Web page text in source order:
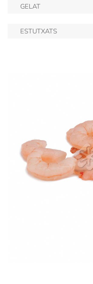
GELAT
ESTUTXATS